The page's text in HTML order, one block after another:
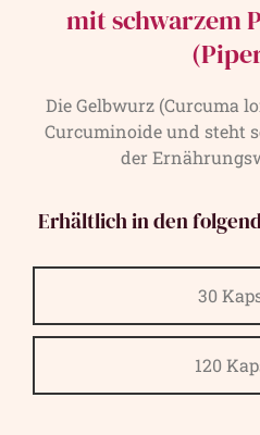
mit schwarzem
Die Gelbwurz (Curcuma
Curcuminoide und steht
der
Erhältlich in den
30
120